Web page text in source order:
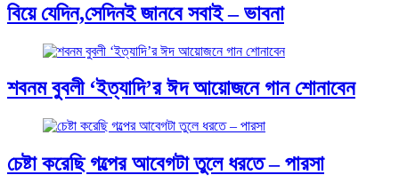
বিয়ে যেদিন,সেদিনই জানবে সবাই – ভাবনা
শবনম বুবলী ‘ইত্যাদি’র ঈদ আয়োজনে গান শোনাবেন
চেষ্টা করেছি গল্পের আবেগটা তুলে ধরতে – পারসা